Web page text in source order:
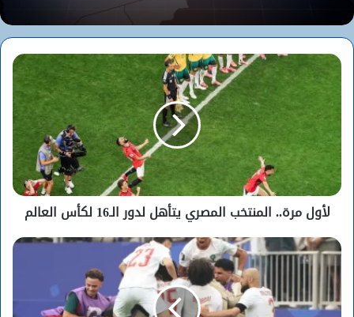
لأول مرة.. المنتخب المصري يتأهل لدور الـ16 لكأس العالم